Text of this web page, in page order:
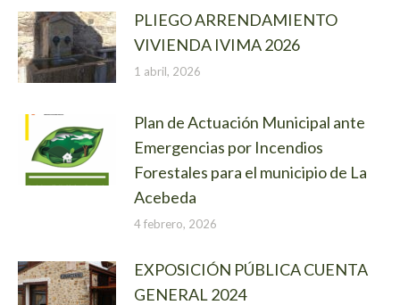
PLIEGO ARRENDAMIENTO
VIVIENDA IVIMA 2026
1 abril, 2026
Plan de Actuación Municipal ante
Emergencias por Incendios
Forestales para el municipio de La
Acebeda
4 febrero, 2026
EXPOSICIÓN PÚBLICA CUENTA
GENERAL 2024